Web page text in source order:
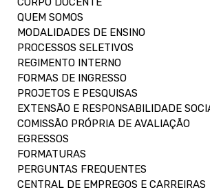
QUEM SOMOS
MODALIDADES DE ENSINO
PROCESSOS SELETIVOS
REGIMENTO INTERNO
FORMAS DE INGRESSO
PROJETOS E PESQUISAS
EXTENSÃO E RESPONSABILIDADE
COMISSÃO PRÓPRIA DE AVALIAÇÃO
EGRESSOS
FORMATURAS
PERGUNTAS FREQUENTES
CENTRAL DE EMPREGOS E CARREIRAS